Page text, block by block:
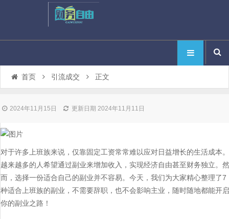
首页 引流成交 正文
2024年11月15日 更新日期 2024年11月11日
对于许多上班族来说，仅靠固定工资常常难以应对日益增长的生活成本。
越来越多的人希望通过副业来增加收入，实现经济自由甚至财务独立。然
而，选择一份适合自己的副业并不容易。今天，我们为大家精心整理了7
种适合上班族的副业，不需要辞职，也不会影响主业，随时随地都能开启
你的副业之路！